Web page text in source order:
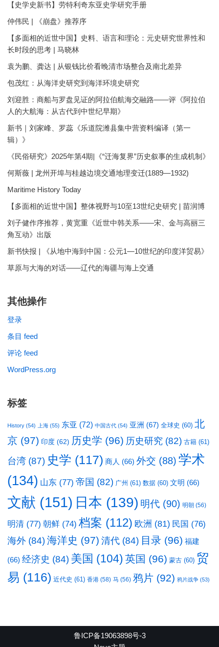
【史学史新书】劳特利奇东亚史学研究手册
仲伟民 | 《崩盘》推荐序
【多面相的近世中国】史料、语言和理论：元史研究世界性和
长时段的思考 | 马晓林
袁为鹏、龚达 | 从银钱比价看晚清市场整合及南北差异
包茂红：从海洋史研究到海洋环境史研究
刘迎胜：商船与罗盘见证的阿拉伯航海交融路——评《阿拉伯
人的大航海：从古代到中世纪早期》
新书｜刘家峰、罗蕊《乐道院潍县集中营资料编译（第一
辑）》
《民俗研究》2025年第4期|《“迁海复界”历史叙事的生成机制》
何斯薇 | 龙州开埠与桂越边境交通地理变迁(1889—1932)
Maritime History Today
【多面相的近世中国】整体视野与10至13世纪史研究 | 苗润博
刘子健作序推荐，黄宽重《近世中韩关系——宋、金与高丽三
角互动》出版
新书快报 | 《从地中海到中国：公元1—10世纪的印度洋贸易》
草原与大海的对话——辽代的海疆与海上交通
其他操作
登录
条目 feed
评论 feed
WordPress.org
标签
History (54) 上海 (55) 东亚 (72) 中国古代 (54) 亚洲 (67) 全球史 (60) 北
京 (97) 印度 (62) 历史学 (96) 历史研究 (82) 古籍 (61)
台湾 (87) 史学 (117) 商人 (66) 外交 (88) 学术
(134) 山东 (77) 帝国 (82) 广州 (61) 数据 (60) 文明 (66)
文献 (151) 日本 (139) 明代 (90) 明朝 (56)
明清 (77) 朝鲜 (74) 档案 (112) 欧洲 (81) 民国 (76)
海外 (84)海洋史 (97) 清代 (84) 目录 (96) 福建
(66) 经济史 (84) 美国 (104) 英国 (96) 蒙古 (60) 贸
易 (116) 近代史 (61) 香港 (58) 马 (56) 鸦片 (92) 鸦片战争 (53)
鲁ICP备19063898号-3